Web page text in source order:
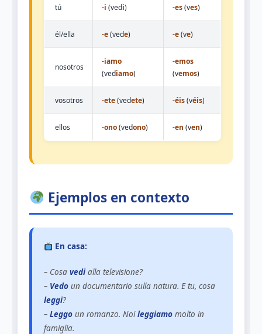
tú -i (vedi) -es(ves)
él/ella -e(vede) -e(ve)
nosotros
-iamo
(vediamo)
-emos
(vemos)
vosotros -ete(vedete) -éis(véis)
ellos -ono(vedono) -en (ven)
Ejemplos en contexto
En casa:
– Cosa vedialla televisione?
– Vedo un documentario sulla natura. E tu, cosa
leggi?
– Leggo un romanzo. Noileggiamo molto in
famiglia.